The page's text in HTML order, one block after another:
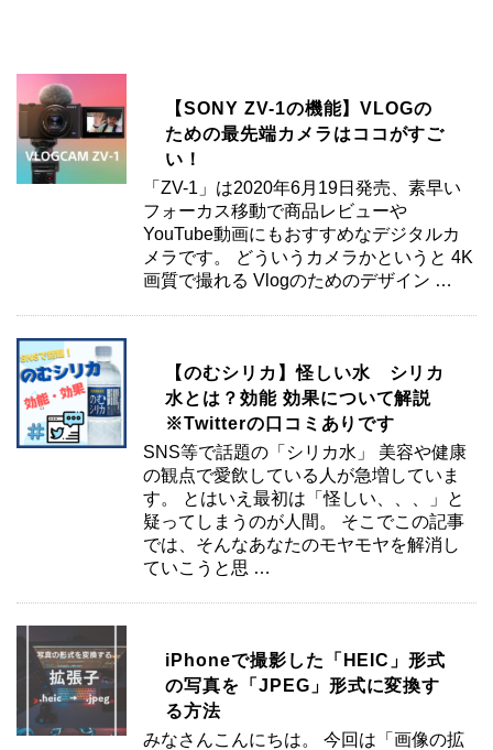
【SONY ZV-1の機能】VLOGの
ための最先端カメラはココがすご
い！
「ZV-1」は2020年6月19日発売、素早い
フォーカス移動で商品レビューや
YouTube動画にもおすすめなデジタルカ
メラです。 どういうカメラかというと 4K
画質で撮れる Vlogのためのデザイン …
【のむシリカ】怪しい水 シリカ
水とは？効能 効果について解説
※Twitterの口コミありです
SNS等で話題の「シリカ水」 美容や健康
の観点で愛飲している人が急増していま
す。 とはいえ最初は「怪しい、、、」と
疑ってしまうのが人間。 そこでこの記事
では、そんなあなたのモヤモヤを解消し
ていこうと思 …
iPhoneで撮影した「HEIC」形式
の写真を「JPEG」形式に変換す
る方法
みなさんこんにちは。 今回は「画像の拡